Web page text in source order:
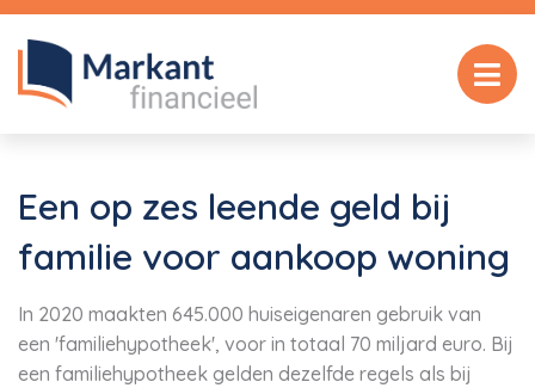
Een op zes leende geld bij
familie voor aankoop woning
In 2020 maakten 645.000 huiseigenaren gebruik van
een 'familiehypotheek', voor in totaal 70 miljard euro. Bij
een familiehypotheek gelden dezelfde regels als bij